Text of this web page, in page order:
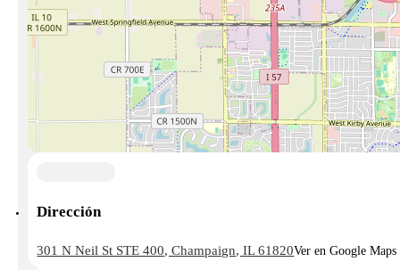
Dirección
301 N Neil St STE 400, Champaign, IL 61820Ver en Google Maps